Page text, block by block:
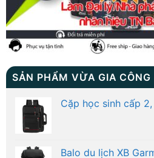
SẢN PHẨM VỪA GIA CÔNG
Cặp học sinh cấp
Balo du lịch XB